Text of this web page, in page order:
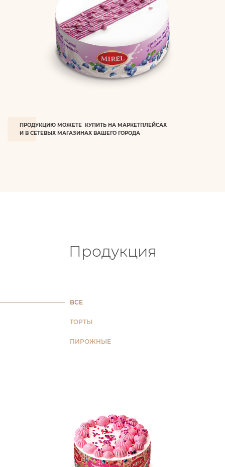
ПРОДУКЦИЮ МОЖЕТЕ КУПИТЬ НА МАРКЕТПЛЕЙСАХ
И В СЕТЕВЫХ МАГАЗИНАХ ВАШЕГО ГОРОДА
Продукция
ВСЕ
ТОРТЫ
ПИРОЖНЫЕ